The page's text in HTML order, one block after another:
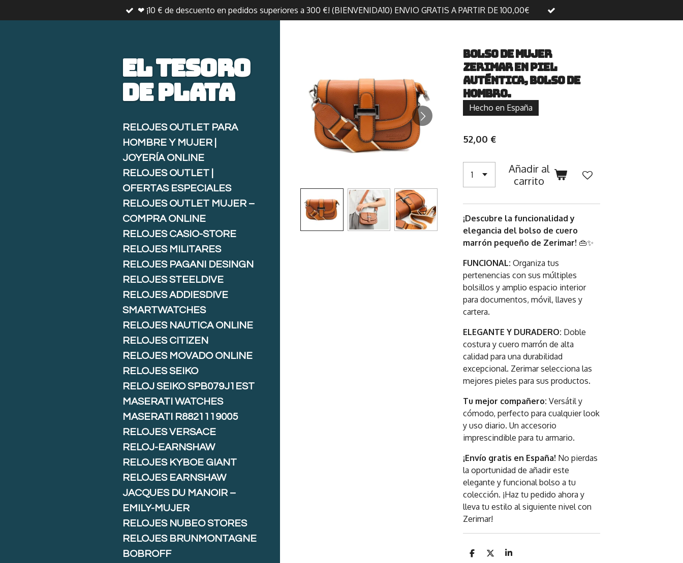
al
❤ ¡10 € de descuento en pedidos superiores a 300 €! (BIENVENIDA10) ENVIO GRATIS A PARTIR DE 100,00€
Bolso de mujer
Zerimar en piel
auténtica, bolso de
hombro.
Hecho en España
52,00 €
Añadir al
carrito
¡Descubre la funcionalidad y
elegancia del bolso de cuero
marrón pequeño de Zerimar! 👜✨
FUNCIONAL: Organiza tus
pertenencias con sus múltiples
bolsillos y amplio espacio interior
para documentos, móvil, llaves y
cartera.
ELEGANTE Y DURADERO: Doble
costura y cuero marrón de alta
calidad para una durabilidad
excepcional. Zerimar selecciona las
mejores pieles para sus productos.
Tu mejor compañero: Versátil y
cómodo, perfecto para cualquier look
y uso diario. Un accesorio
imprescindible para tu armario.
¡Envío gratis en España! No pierdas
la oportunidad de añadir este
elegante y funcional bolso a tu
colección. ¡Haz tu pedido ahora y
lleva tu estilo al siguiente nivel con
Zerimar!
C
C
C
El tesoro
deplata
RELOJES OUTLET PARA
HOMBRE Y MUJER |
JOYERÍA ONLINE
RELOJES OUTLET |
OFERTAS ESPECIALES
RELOJES OUTLET MUJER –
COMPRA ONLINE
RELOJES CASIO-STORE
RELOJES MILITARES
RELOJES PAGANI DESINGN
RELOJES STEELDIVE
RELOJES ADDIESDIVE
SMARTWATCHES
RELOJES NAUTICA ONLINE
RELOJES CITIZEN
RELOJES MOVADO ONLINE
RELOJES SEIKO
RELOJ SEIKO SPB079J1EST
MASERATI WATCHES
MASERATI R8821119005
RELOJES VERSACE
RELOJ-EARNSHAW
RELOJES KYBOE GIANT
RELOJES EARNSHAW
JACQUES DU MANOIR –
EMILY-MUJER
RELOJES NUBEO STORES
RELOJES BRUNMONTAGNE
BOBROFF